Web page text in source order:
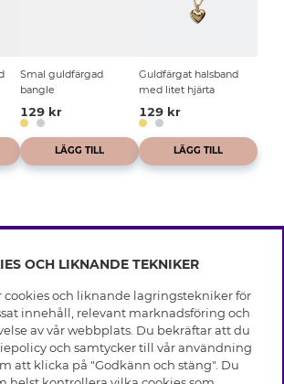
Smal guldfärgad
bangle
129 kr
LÄGG TILL
Guldfärgat halsband
med litet hjärta
129 kr
LÄGG TILL
INFO
Leverans
Villkor
Integritetspolicy
Cookies
OM GLITTER
Black Friday
Våra butiker
HJÄLP
OCH LIKNANDE TEKNIKER
cookies och liknande lagringstekniker för
innehåll, relevant marknadsföring och
av vår webbplats. Du bekräftar att du
och samtycker till vår användning
att klicka på "Godkänn och stäng". Du